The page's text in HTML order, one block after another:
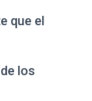
que el
los